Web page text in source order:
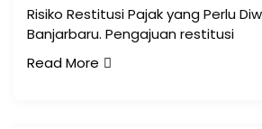
Risiko Restitusi Pajak yang Perlu
Banjarbaru. Pengajuan restitusi
Read More